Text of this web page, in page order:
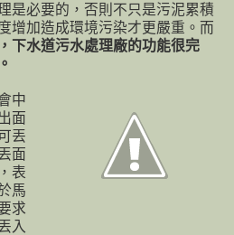
是必要的，否則不只是污泥累積
增加造成環境污染才更嚴重。而
下水道污水處理廠的功能很完
中
面
丟
面
表
馬
求
入